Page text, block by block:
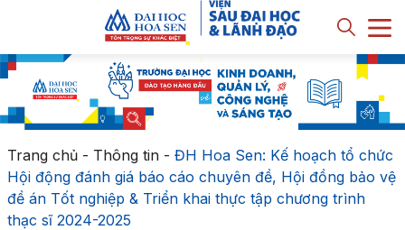
Trang chủ- Thông tin- ĐH Hoa Sen: Kế hoạch tổ chức
Hội động đánh giá báo cáo chuyên đề, Hội đồng bảo vệ
đề án Tốt nghiệp & Triển khai thực tập chương trình
thạc sĩ 2024-2025